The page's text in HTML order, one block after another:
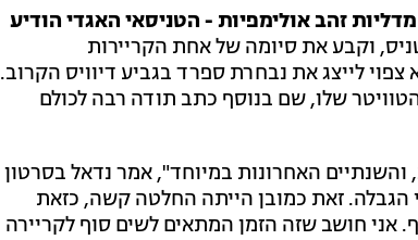
מדליות זהב אולימפיות - הטניסאי האגדי הודיע
וקבע את סיומה של אחת הקריירות
לייצג את נבחרת ספרד בגביע דיוויס הקרוב.
שלו, שם בנוסף כתב תודה רבה לכולם
האחרונות במיוחד", אמר נדאל בסרטון
הגבלה. זאת כמובן הייתה החלטה קשה, כזאת
אני חושב שזה הזמן המתאים לשים סוף לקריירה